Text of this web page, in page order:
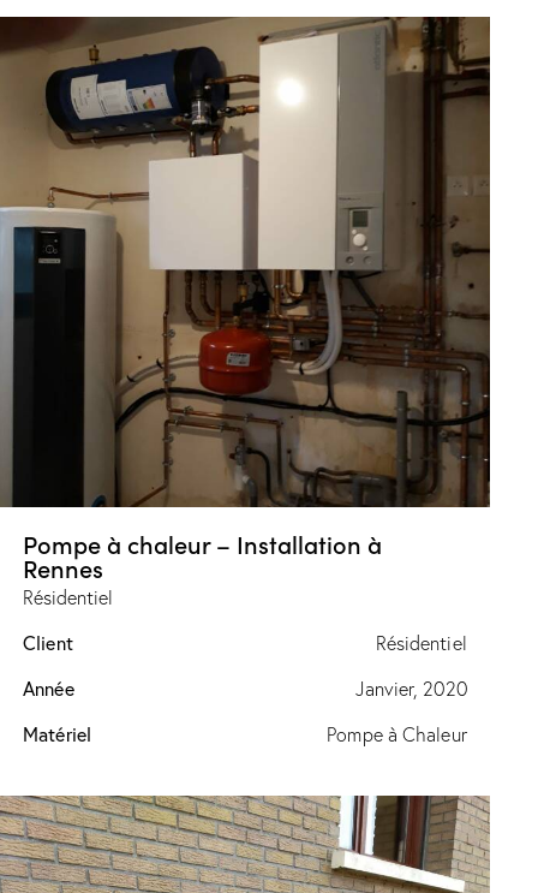
Pompe à chaleur – Installation à
Rennes
Résidentiel
Client Résidentiel
Année Janvier, 2020
Matériel Pompe à Chaleur